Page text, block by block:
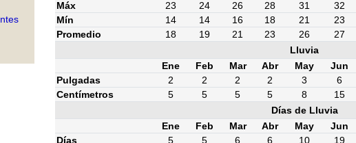
Máx
23 24 26 28 31 32
Mín
14 14 16 18 21 23
Promedio
18 19 21 23 26 27
Lluvia
Ene
Feb Mar Abr May Jun
Pulgadas
2 2 2 2 3 6
Centímetros
5 5 5 5 8 15
Días de Lluvia
Ene
Feb Mar Abr May Jun
Días
5 5 6 6 10 19